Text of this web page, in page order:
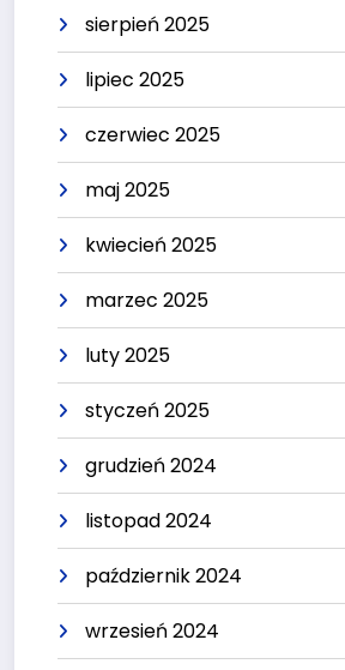
sierpień 2025
lipiec 2025
czerwiec 2025
maj 2025
kwiecień 2025
marzec 2025
luty 2025
styczeń 2025
grudzień 2024
listopad 2024
październik 2024
wrzesień 2024